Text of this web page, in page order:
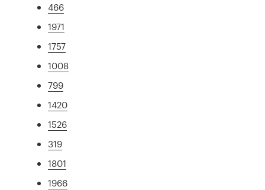
466
1971
1757
1008
799
1420
1526
319
1801
1966